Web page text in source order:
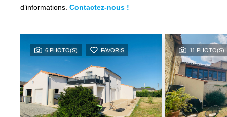
d’informations. Contactez-nous !
6 PHOTO(S) FAVORIS 11 PHOTO(S)